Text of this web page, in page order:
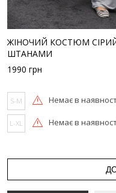
ЖІНОЧИЙ КОСТЮМ
ШТАНАМИ
1990 грн
S-M Немає в
L-XL Немає в